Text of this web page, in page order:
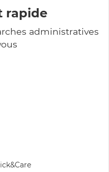
rapide
administratives